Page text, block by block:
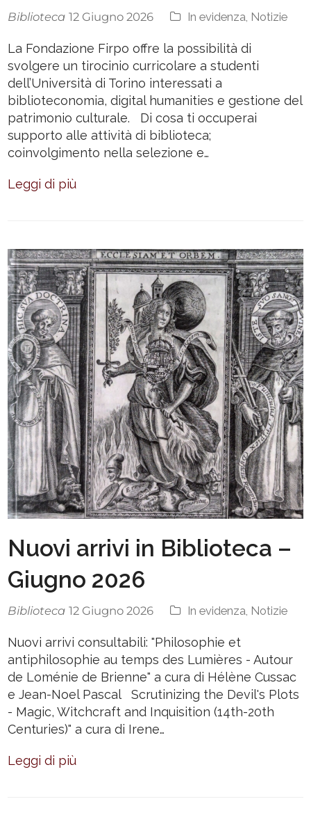
12 Giugno 2026
Biblioteca In evidenza Notizie
La Fondazione Firpo offre la possibilità di
svolgere un tirocinio curricolare a studenti
dell’Università di Torino interessati a
biblioteconomia, digital humanities e gestione del
patrimonio culturale. Di cosa ti occuperai
supporto alle attività di biblioteca;
coinvolgimento nella selezione e…
Leggi di più
Nuovi arrivi in Biblioteca –
Giugno 2026
12 Giugno 2026
Biblioteca In evidenza Notizie
Nuovi arrivi consultabili: "Philosophie et
antiphilosophie au temps des Lumières - Autour
de Loménie de Brienne" a cura di Hélène Cussac
e Jean-Noel Pascal Scrutinizing the Devil's Plots
- Magic, Witchcraft and Inquisition (14th-20th
Centuries)" a cura di Irene…
Leggi di più